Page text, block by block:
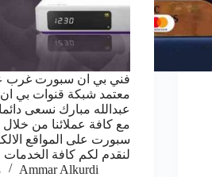
فني بي ان سبورت غرب
معتمد شبكة قنوات بي
عبدالله مبارك نسعى
مع كافة عملائنا من
سبورت على المواقع
لنقدم لكم كافة
Ammar Alkurdi